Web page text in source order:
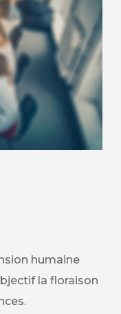
humaine
la floraison